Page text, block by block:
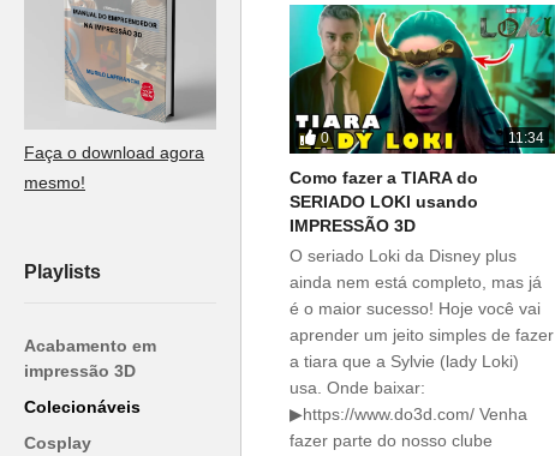
Faça o download agora
mesmo!
Playlists
Acabamento em
impressão 3D
Colecionáveis
Cosplay
0 11:34
Como fazer a TIARA do
SERIADO LOKI usando
IMPRESSÃO 3D
O seriado Loki da Disney plus
ainda nem está completo, mas já
é o maior sucesso! Hoje você vai
aprender um jeito simples de fazer
a tiara que a Sylvie (lady Loki)
usa. Onde baixar:
▶https://www.do3d.com/ Venha
fazer parte do nosso clube